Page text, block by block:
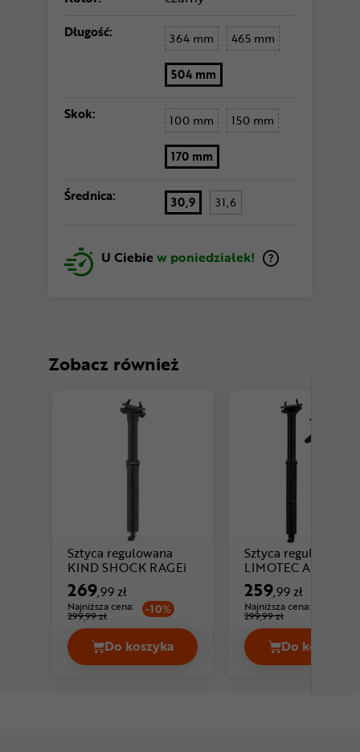
Długość: 364 mm 465 mm
504 mm
Skok: 100 mm 150 mm
170 mm
Średnica: 30,9 31,6
U Ciebiew poniedziałek!
Zobacz również
Sztyca regulowana
KIND SHOCK RAGEi
Cena: 269 ,99 zł
269,99 zł
Najniższa cena:
299,99 zł -10%
Do koszyka
Sztyca regulowana KIND SHOCK
Sztyca regulowana
LIMOTEC Alpha 1
259,99 zł
Najniższa cena:
299,99 zł
Do koszyka
Sztyca